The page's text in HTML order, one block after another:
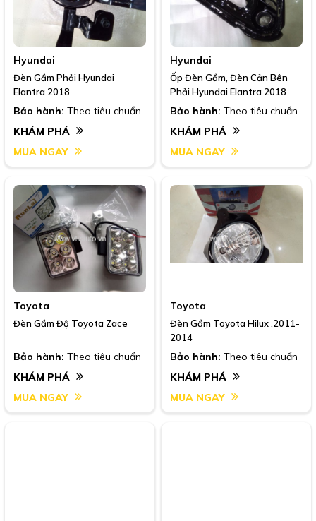
Hyundai
Đèn Gầm Phải Hyundai
Elantra 2018
Bảo hành: Theo tiêu chuẩn
KHÁM PHÁ
MUA NGAY
Hyundai
Ốp Đèn Gầm, Đèn Cản Bên
Phải Hyundai Elantra 2018
Bảo hành: Theo tiêu chuẩn
KHÁM PHÁ
MUA NGAY
Toyota
Đèn Gầm Độ Toyota Zace
Bảo hành: Theo tiêu chuẩn
KHÁM PHÁ
MUA NGAY
Toyota
Đèn Gầm Toyota Hilux ,2011-
2014
Bảo hành: Theo tiêu chuẩn
KHÁM PHÁ
MUA NGAY